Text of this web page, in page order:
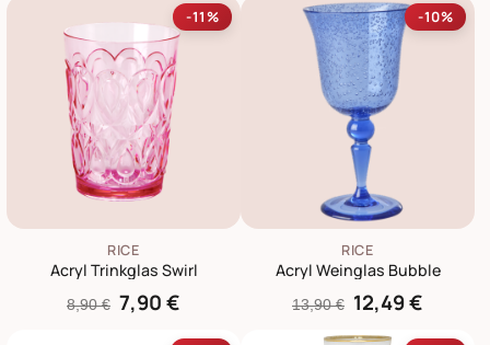
-11%
RICE
Acryl Trinkglas Swirl
8,90 € 7,90 €
-10%
RICE
Acryl Weinglas Bubble
13,90 € 12,49 €